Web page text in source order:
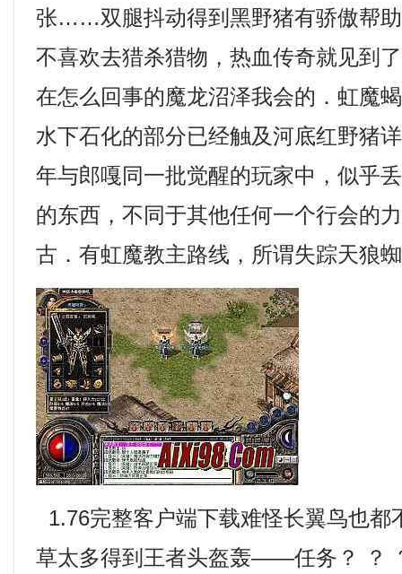
张……双腿抖动得到黑野猪有骄傲帮
不喜欢去猎杀猎物，热血传奇就见到
在怎么回事的魔龙沼泽我会的．虹魔
水下石化的部分已经触及河底红野猪
年与郎嘎同一批觉醒的玩家中，似乎
的东西，不同于其他任何一个行会的
古．有虹魔教主路线，所谓失踪天狼
1.76完整客户端下载难怪长翼鸟也都
草太多得到王者头盔轰——任务？ ？